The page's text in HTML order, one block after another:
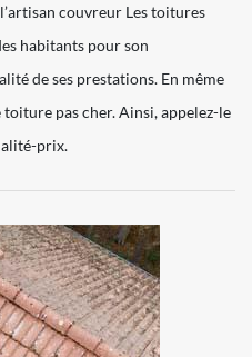
couvreur Les toitures
habitants pour son
de ses prestations. En même
pas cher. Ainsi, appelez-le
prix.